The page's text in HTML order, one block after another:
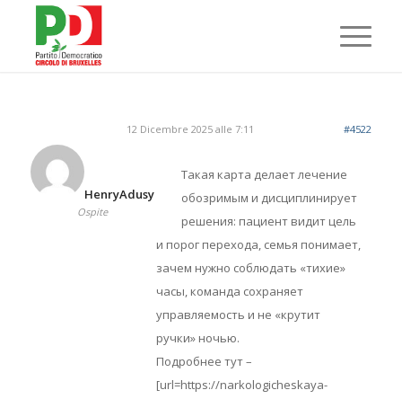
12 Dicembre 2025 alle 7:11 #4522
HenryAdusy
Ospite
Такая карта делает лечение
обозримым и дисциплинирует
решения: пациент видит цель
и порог перехода, семья понимает,
зачем нужно соблюдать «тихие»
часы, команда сохраняет
управляемость и не «крутит
ручки» ночью.
Подробнее тут –
[url=https://narkologicheskaya-